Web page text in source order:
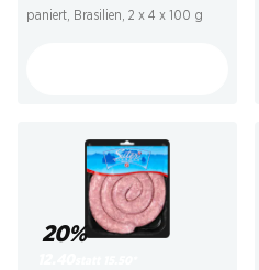
paniert, Brasilien, 2 x 4 x 100 g
20%